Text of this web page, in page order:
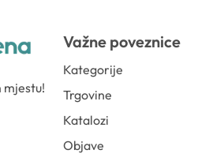
mjestu!
Važne poveznice
Kategorije
Trgovine
Katalozi
Objave